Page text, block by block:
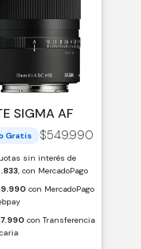
SIGMA AF
SONY-E DC
(C) / 406633
$549.990
Gratis
sin interés de
, con MercadoPago
con MercadoPago
con Transferencia